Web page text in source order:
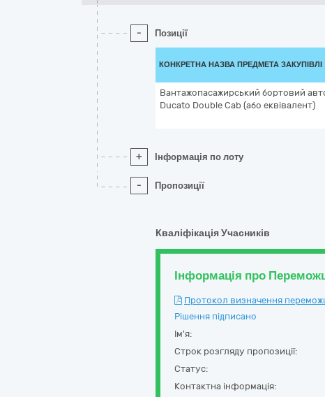
- Позиції
КОНКРЕТНА НАЗВА ПРЕДМЕТА ЗАКУПІВЛІ
Вантажопасажирський бортовий
Ducato Double Cab (або еквівалент)
+ Інформація по лоту
- Пропозиції
Кваліфікація Учасників
Інформація про
Протокол визначення
Рішення підписано
Ім'я:
Строк розгляду пропозиції:
Статус:
Контактна інформація: